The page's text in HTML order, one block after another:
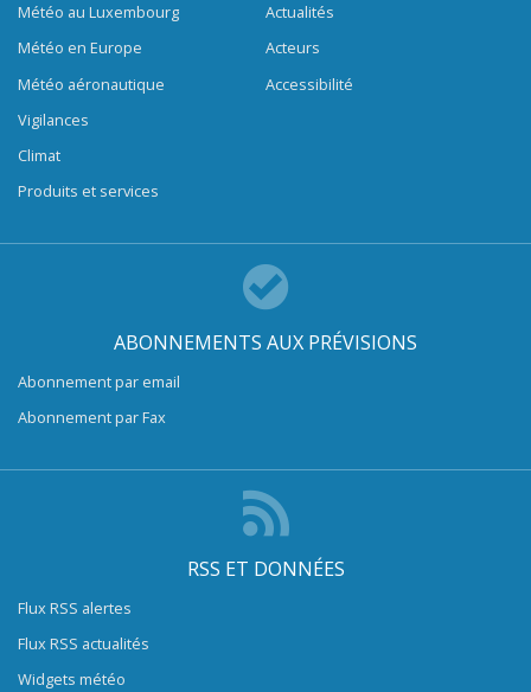
Météo au Luxembourg
Météo en Europe
Météo aéronautique
Vigilances
Climat
Produits et services
Actualités
Acteurs
Accessibilité
ABONNEMENTS AUX PRÉVISIONS
Abonnement par email
Abonnement par Fax
RSS ET DONNÉES
Flux RSS alertes
Flux RSS actualités
Widgets météo